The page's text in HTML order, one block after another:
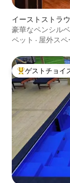
イーストストラ
豪華なペンシル
タブ、ゲームル
ペット · 屋外スペ
大好評のゲスト
ゲストチョイ